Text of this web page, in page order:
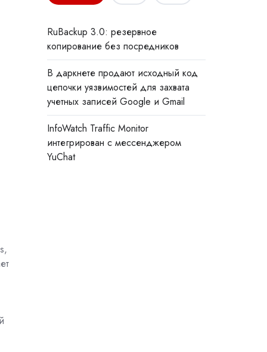
RuBackup 3.0: резервное
копирование без посредников
В даркнете продают исходный код
цепочки уязвимостей для захвата
учетных записей Google и Gmail
InfoWatch Traffic Monitor
интегрирован с мессенджером
YuChat